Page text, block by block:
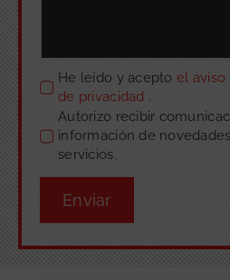
He leído y acepto el
de privacidad .
Autorizo recibir
información de
servicios.
Enviar